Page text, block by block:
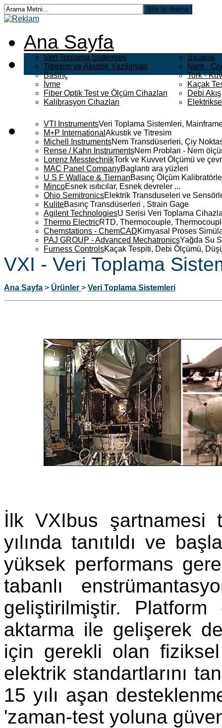
Ana Sayfa
Veri Toplama Sistemleri
Titreşim ve Akustik Yazılımları
Basınç
İvme
Fiber Optik Test ve Ölçüm Cihazları
Kalibrasyon Cihazları
Sıcaklık
Nem -
Tork -
Kaçak
Debi Akış
VTI InstrumentsVeri Toplama Sistemleri,
M+P International Akustik ve Titresim
Michell InstrumentsNem Transdüserleri, Çiy
Rense / Kahn InstrumentsNem Problari - Nem
Lorenz MesstechnikTork ve Kuvvet Ölçümü ve
MAC Panel CompanyBaglantı ara yüzleri
U S F Wallace & TiernanBasınç Ölçüm
MincoEsnek ısıtıcılar, Esnek devreler ...
Ohio SemitronicsElektrik Transduseleri ve
KuliteBasınç Transdüserleri , Strain Gage
Agilent TechnologiesU Serisi Veri Toplama
Thermo ElectricRTD, Thermocouple,
Chemstations - ChemCADKimyasal Proses
PAJ GROUP - Advanced MechatronicsYağda Su
Furness ControlsKaçak Tespiti, Debi Ölçümü,
VXI - Veri Toplama
Ana Sayfa > Ürünler > Veri Toplama Sistemleri
İlk VXIbus şartnamesi
yılında tanıtıldı ve
yüksek performans
tabanlı
geliştirilmiştir.
aktarma ile gelişerek
için gerekli olan
elektrik standartlarını
15 yılı aşan
'zaman-test yoluna